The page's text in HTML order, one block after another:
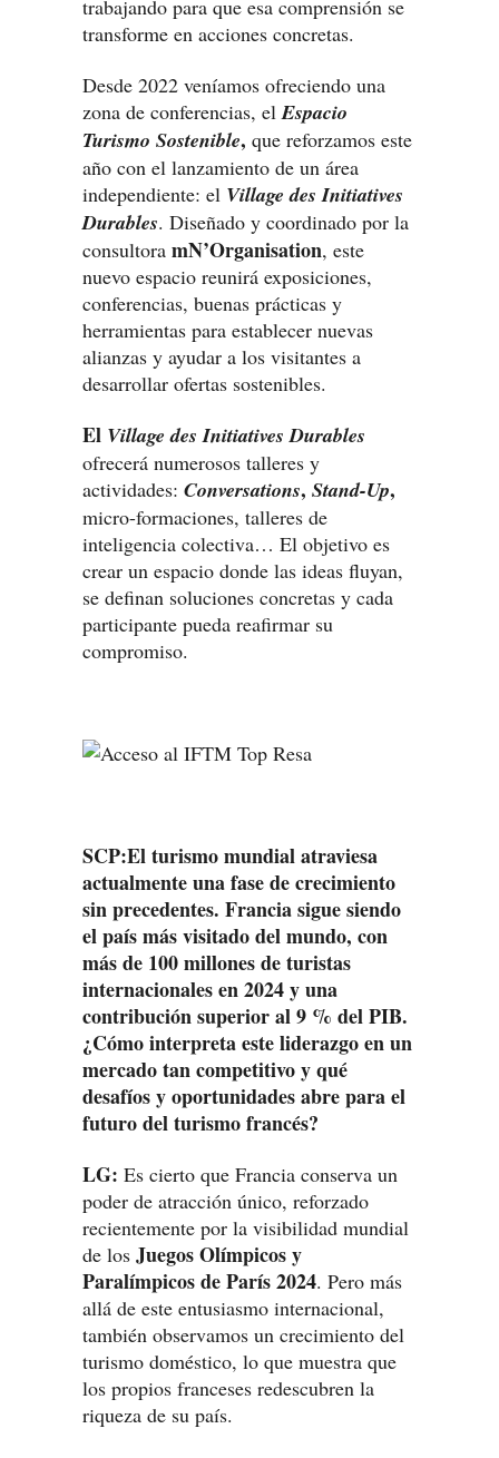
trabajando para que esa comprensión se
transforme en acciones concretas.
Desde 2022 veníamos ofreciendo una
zona de conferencias, elEspacio
Turismo Sostenible, que reforzamos este
año con el lanzamiento de un área
independiente: el Village des Initiatives
Durables. Diseñado y coordinado por la
consultora mN’Organisation, este
nuevo espacio reunirá exposiciones,
conferencias, buenas prácticas y
herramientas para establecer nuevas
alianzas y ayudar a los visitantes a
desarrollar ofertas sostenibles.
El Village des Initiatives Durables
ofrecerá numerosos talleres y
actividades: Conversations, Stand-Up,
micro-formaciones, talleres de
inteligencia colectiva… El objetivo es
crear un espacio donde las ideas fluyan,
se definan soluciones concretas y cada
participante pueda reafirmar su
compromiso.
SCP:El turismo mundial atraviesa
actualmente una fase de crecimiento
sin precedentes. Francia sigue siendo
el país más visitado del mundo, con
más de 100 millones de turistas
internacionales en 2024 y una
contribución superior al 9 % del PIB.
¿Cómo interpreta este liderazgo en un
mercado tan competitivo y qué
desafíos y oportunidades abre para el
futuro del turismo francés?
LG: Es cierto que Francia conserva un
poder de atracción único, reforzado
recientemente por la visibilidad mundial
de los Juegos Olímpicos y
Paralímpicos de París 2024. Pero más
allá de este entusiasmo internacional,
también observamos un crecimiento del
turismo doméstico, lo que muestra que
los propios franceses redescubren la
riqueza de su país.